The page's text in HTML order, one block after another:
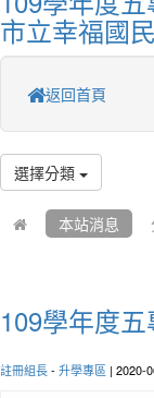
市立幸福國
返回首頁
選擇分類
本站消息
109學年度
註冊組長- 升學專區 | 2020-